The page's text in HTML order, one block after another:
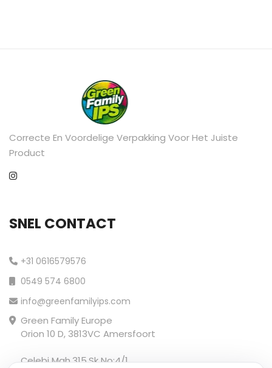
Correcte En Voordelige Verpakking Voor Het Juiste
Product
SNEL CONTACT
+31 0616579576
0549 574 6800
info@greenfamilyips.com
Green Family Europe
Orion 10 D, 3813VC Amersfoort
Çelebi Mah.315.Sk No:4/1